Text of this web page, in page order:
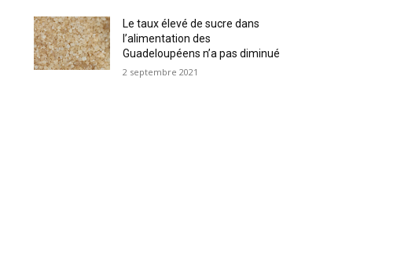
Le taux élevé de sucre dans
l’alimentation des
Guadeloupéens n’a pas diminué
2 septembre 2021